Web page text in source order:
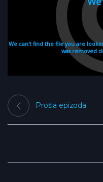
Prošla epizoda